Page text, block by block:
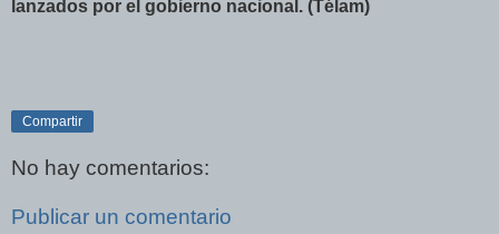
lanzados por el gobierno nacional. (Télam)
Compartir
No hay comentarios:
Publicar un comentario